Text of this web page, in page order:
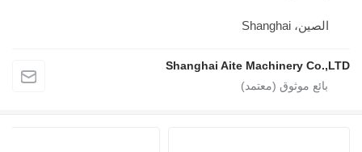
Shanghai Aite Machinery